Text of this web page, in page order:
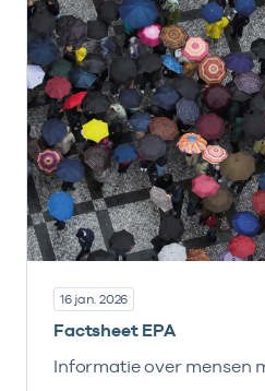
16 jan. 2026
Factsheet EPA
Informatie over mensen